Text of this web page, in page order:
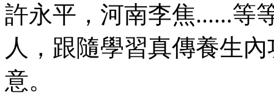
許永平，河南李焦......等
人，跟隨學習真傳養生
意。